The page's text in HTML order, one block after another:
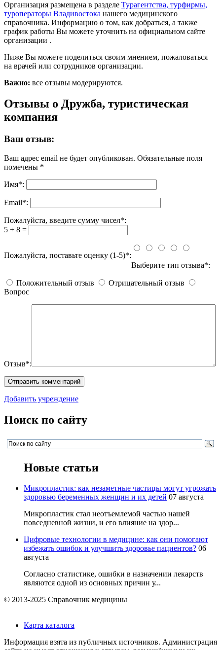
Организация размещена в разделе Турагентства, турфирмы,
туроператоры Владивостока нашего медицинского
справочника. Информацию о том, как добраться, а также
график работы Вы можете уточнить на официальном сайте
организации .
Ниже Вы можете поделиться своим мнением, пожаловаться
на врачей или сотрудников организации.
Важно: все отзывы модерируются.
Отзывы о Дружба, туристическая
компания
Ваш отзыв:
Ваш адрес email не будет опубликован. Обязательные поля
помечены *
Имя*:
Email*:
Пожалуйста, введите сумму чисел*:
5 + 8 =
Пожалуйста, поставьте оценку (1-5)*:
Выберите тип отзыва*:
Положительный отзыв
Отрицательный отзыв
Вопрос
Отзыв*:
Добавить учреждение
Поиск по сайту
Новые статьи
Микропластик: как незаметные частицы могут угрожать
здоровью беременных женщин и их детей 07 августа
Микропластик стал неотъемлемой частью нашей
повседневной жизни, и его влияние на здор...
Цифровые технологии в медицине: как они помогают
избежать ошибок и улучшить здоровье пациентов? 06
августа
Согласно статистике, ошибки в назначении лекарств
являются одной из основных причин у...
© 2013-2025 Справочник медицины
Карта каталога
Информация взята из публичных источников. Администрация